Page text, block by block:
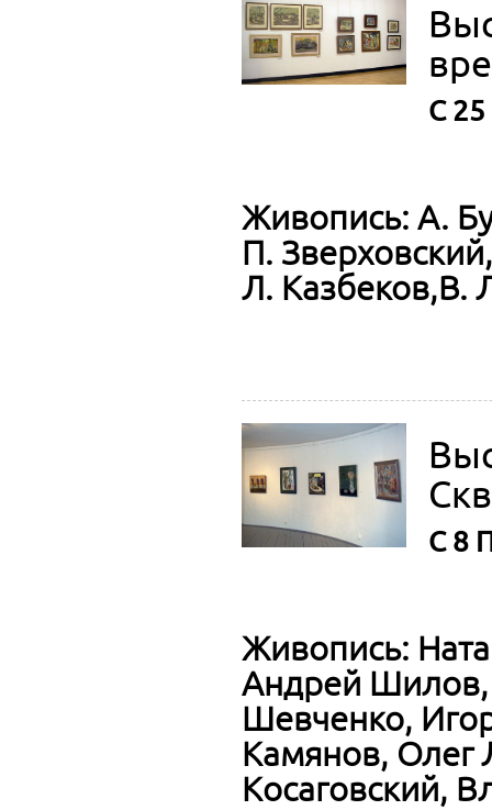
C
Живопись: А.
П. Зверховский,
Л. Казбеков,В.
C 8
Живопись:
Андрей Шилов,
Шевченко,
Камянов, Олег
Косаговский,